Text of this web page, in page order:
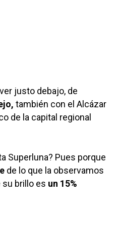
justo debajo, de
también con el Alcázar
de la capital regional
Superluna? Pues porque
de lo que la observamos
su brillo es un 15%